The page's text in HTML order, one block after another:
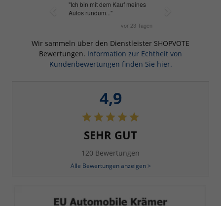
Wir sammeln über den Dienstleister SHOPVOTE
Bewertungen. Information zur Echtheit von
Kundenbewertungen finden Sie hier.
4,9
SEHR GUT
120 Bewertungen
Alle Bewertungen anzeigen >